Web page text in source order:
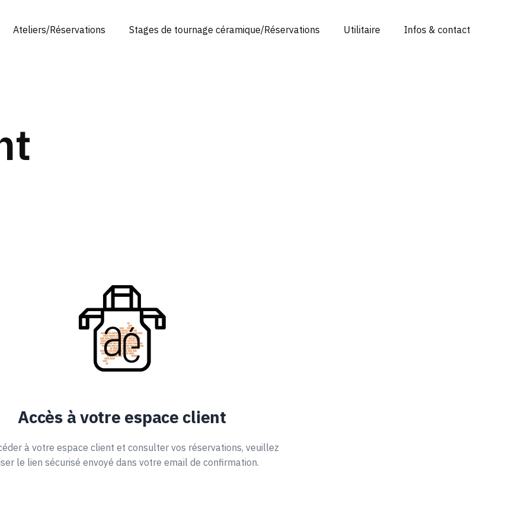
Ateliers/Réservations Stages de tournage céramique/Réservations Utilitaire Infos & contact
Accès à votre espace client
à votre espace client et consulter vos réservations, veuillez
le lien sécurisé envoyé dans votre email de confirmation.